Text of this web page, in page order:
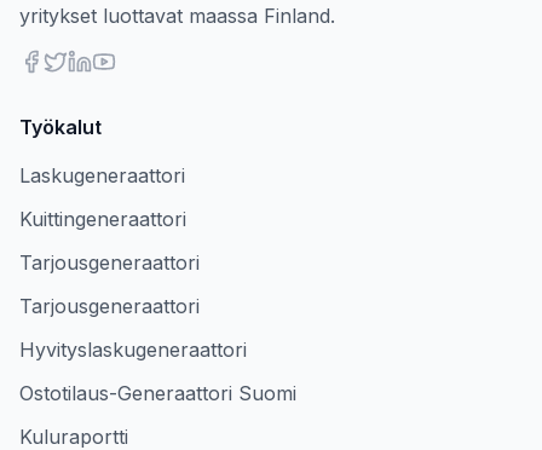
yritykset luottavat maassa Finland.
Työkalut
Laskugeneraattori
Kuittingeneraattori
Tarjousgeneraattori
Tarjousgeneraattori
Hyvityslaskugeneraattori
Ostotilaus-Generaattori Suomi
Kuluraportti